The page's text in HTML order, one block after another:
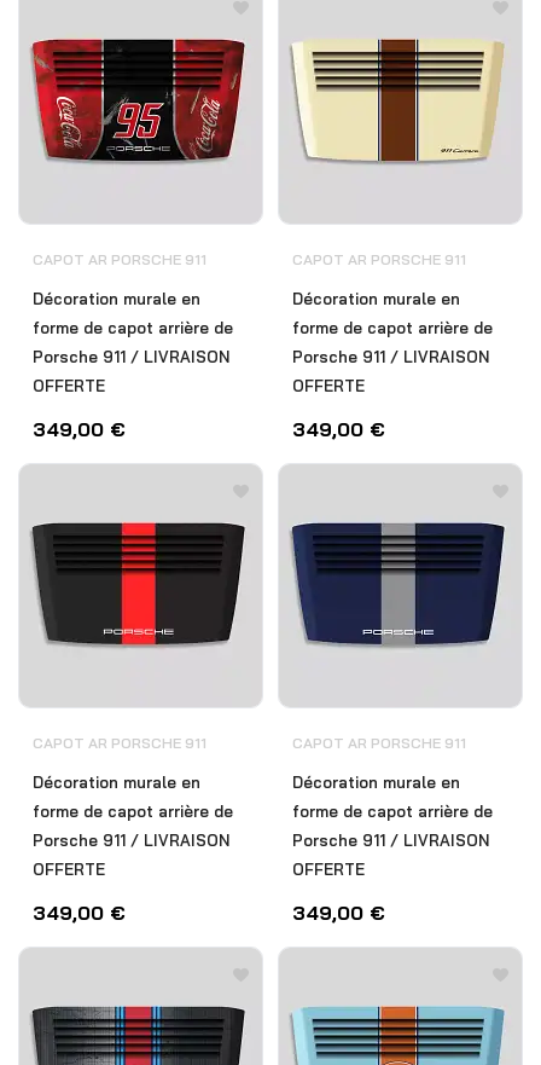
CAPOT AR PORSCHE 911
Décoration murale en
forme de capot arrière de
Porsche 911 / LIVRAISON
OFFERTE
349,00 €
CAPOT AR PORSCHE 911
Décoration murale en
forme de capot arrière de
Porsche 911 / LIVRAISON
OFFERTE
349,00 €
CAPOT AR PORSCHE 911
Décoration murale en
forme de capot arrière de
Porsche 911 / LIVRAISON
OFFERTE
349,00 €
CAPOT AR PORSCHE 911
Décoration murale en
forme de capot arrière de
Porsche 911 / LIVRAISON
OFFERTE
349,00 €